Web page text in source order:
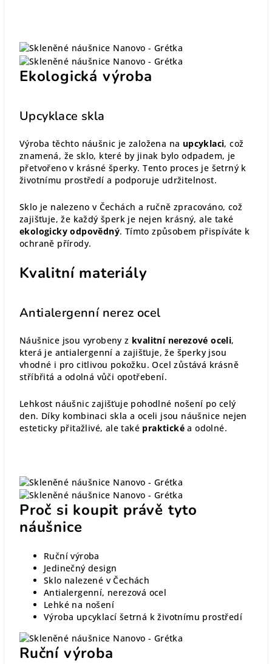
Ekologická výroba
Upcyklace skla
Výroba těchto náušnic je založena na upcyklaci, což
znamená, že sklo, které by jinak bylo odpadem, je
přetvořeno v krásné šperky. Tento proces je šetrný k
životnímu prostředí a podporuje udržitelnost.
Sklo je nalezeno v Čechách a ručně zpracováno, což
zajišťuje, že každý šperk je nejen krásný, ale také
ekologicky odpovědný. Tímto způsobem přispíváte k
ochraně přírody.
Kvalitní materiály
Antialergenní nerez ocel
Náušnice jsou vyrobeny z kvalitní nerezové oceli,
která je antialergenní a zajišťuje, že šperky jsou
vhodné i pro citlivou pokožku. Ocel zůstává krásně
stříbřitá a odolná vůči opotřebení.
Lehkost náušnic zajišťuje pohodlné nošení po celý
den. Díky kombinaci skla a oceli jsou náušnice nejen
esteticky přitažlivé, ale také praktické a odolné.
Proč si koupit právě tyto
náušnice
Ruční výroba
Jedinečný design
Sklo nalezené v Čechách
Antialergenní, nerezová ocel
Lehké na nošení
Výroba upcyklací šetrná k životnímu prostředí
Ruční výroba